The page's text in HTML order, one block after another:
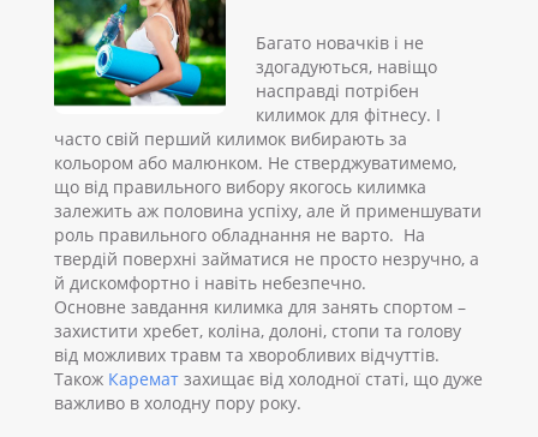
Багато новачків і не
здогадуються, навіщо
насправді потрібен
килимок для фітнесу. І
часто свій перший килимок вибирають за
кольором або малюнком. Не стверджуватимемо,
що від правильного вибору якогось килимка
залежить аж половина успіху, але й применшувати
роль правильного обладнання не варто. На
твердій поверхні займатися не просто незручно, а
й дискомфортно і навіть небезпечно.
Основне завдання килимка для занять спортом –
захистити хребет, коліна, долоні, стопи та голову
від можливих травм та хворобливих відчуттів.
Також Каремат захищає від холодної статі, що дуже
важливо в холодну пору року.